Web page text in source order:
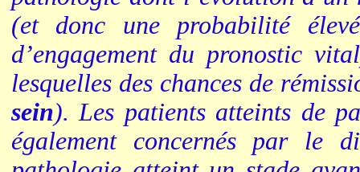
(et donc une probabilité
d’engagement du pronostic
lesquelles des chances de
sein). Les patients atteints de
également concernés par le